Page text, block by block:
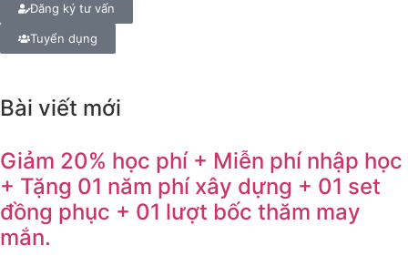
Đăng ký tư vấn
Tuyển dụng
Bài viết mới
Giảm 20% học phí + Miễn phí nhập học
+ Tặng 01 năm phí xây dựng + 01 set
đồng phục + 01 lượt bốc thăm may
mắn.